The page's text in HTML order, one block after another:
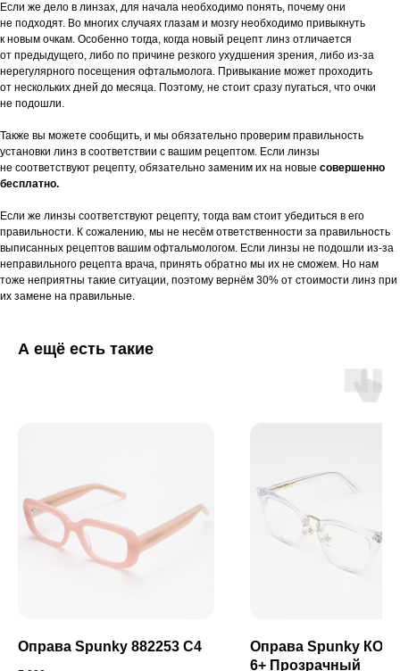
Если же дело в линзах, для начала необходимо понять, почему они
не подходят. Во многих случаях глазам и мозгу необходимо привыкнуть
к новым очкам. Особенно тогда, когда новый рецепт линз отличается
от предыдущего, либо по причине резкого ухудшения зрения, либо из-за
нерегулярного посещения офтальмолога. Привыкание может проходить
от нескольких дней до месяца. Поэтому, не стоит сразу пугаться, что очки
не подошли.
Также вы можете сообщить, и мы обязательно проверим правильность
установки линз в соответствии с вашим рецептом. Если линзы
не соответствуют рецепту, обязательно заменим их на новые совершенно
бесплатно.
Если же линзы соответствуют рецепту, тогда вам стоит убедиться в его
правильности. К сожалению, мы не несём ответственности за правильность
выписанных рецептов вашим офтальмологом. Если линзы не подошли из-за
неправильного рецепта врача, принять обратно мы их не сможем. Но нам
тоже неприятны такие ситуации, поэтому вернём 30% от стоимости линз при
их замене на правильные.
А ещё есть такие
Оправа Spunky 882253 C4
Оправа Spunky
6+ Прозрачный